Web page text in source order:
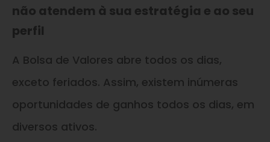
não atendem à sua estratégia e ao seu
perfil
A Bolsa de Valores abre todos os dias,
exceto feriados. Assim, existem inúmeras
oportunidades de ganhos todos os dias, em
diversos ativos.